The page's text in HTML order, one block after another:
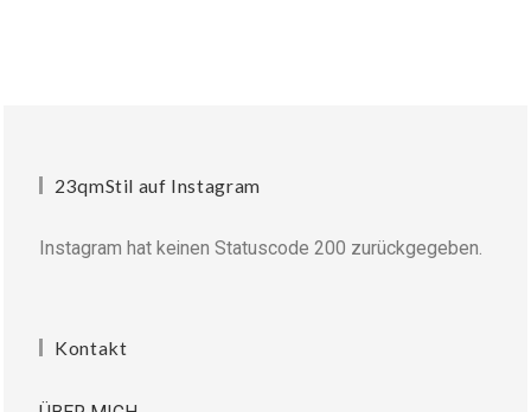
23qmStil auf Instagram
Instagram hat keinen Statuscode 200 zurückgegeben.
Kontakt